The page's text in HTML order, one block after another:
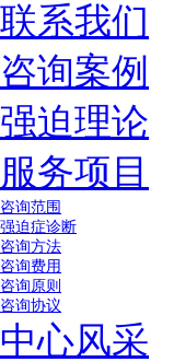
联系我们
咨询案例
强迫理论
服务项目
咨询范围
强迫症诊断
咨询方法
咨询费用
咨询原则
咨询协议
中心风采